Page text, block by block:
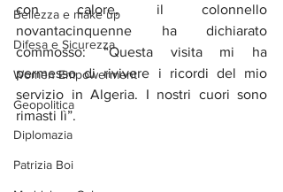
Bellezza e make up
Difesa e Sicurezza
Women Empowerment
Geopolitica
Diplomazia
Patrizia Boi
con calore, il colonnello
novantacinquenne ha dichiarato
commosso: “Questa visita mi ha
permesso di rivivere i ricordi del mio
servizio in Algeria. I nostri cuori sono
rimasti lì”.